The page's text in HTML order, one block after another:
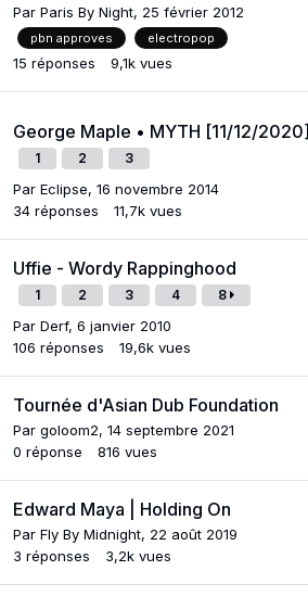
Par Paris By Night, 25 février 2012
pbn approves electropop
15 réponses 9,1k vues
George Maple • MYTH [11/12/2020]
1 2 3
Par Eclipse, 16 novembre 2014
34 réponses 11,7k vues
Uffie - Wordy Rappinghood
1 2 3 4 8
Par Derf, 6 janvier 2010
106 réponses 19,6k vues
Tournée d'Asian Dub Foundation
Par goloom2, 14 septembre 2021
0 réponse 816 vues
Edward Maya | Holding On
Par Fly By Midnight, 22 août 2019
3 réponses 3,2k vues